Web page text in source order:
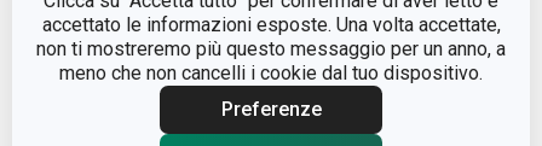
accettato le informazioni esposte. Una volta accettate,
non ti mostreremo più questo messaggio per un anno, a
meno che non cancelli i cookie dal tuo dispositivo.
Preferenze
TIPO coltello